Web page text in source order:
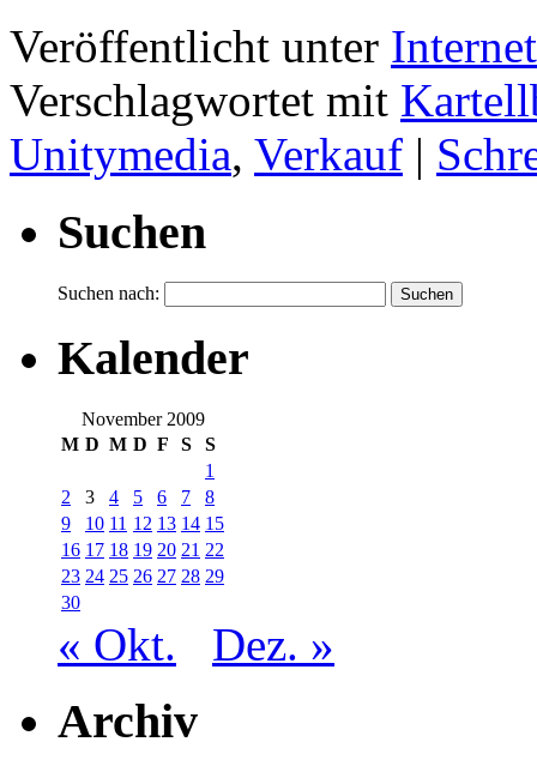
Veröffentlicht unter
Verschlagwortet mit
Unitymedia, Verkauf |
Suchen
Suchen nach:
Kalender
November 2009
M D M D F S
S
1
2
3 4 5 6 7
8
9
10 11 12 13 14 15
16 17 18 19 20 21 22
23 24 25 26 27 28 29
30
« Okt. Dez. »
Archiv